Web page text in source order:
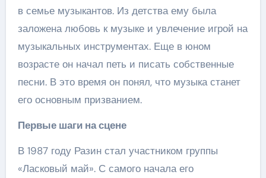
в семье музыкантов. Из детства ему была
заложена любовь к музыке и увлечение игрой на
музыкальных инструментах. Еще в юном
возрасте он начал петь и писать собственные
песни. В это время он понял, что музыка станет
его основным призванием.
Первые шаги на сцене
В 1987 году Разин стал участником группы
«Ласковый май». С самого начала его